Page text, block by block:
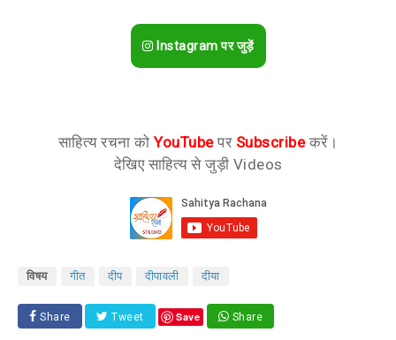
Instagram पर जुड़ें
साहित्य रचना कोYouTubeपर Subscribeकरें।
देखिए साहित्य से जुड़ी Videos
विषय गीत दीप दीपावली दीया
Share Tweet Save Share